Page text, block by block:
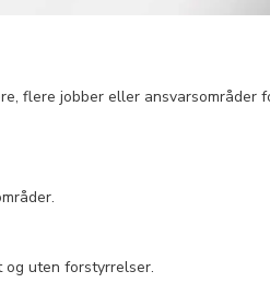
flere jobber eller ansvarsområder
og uten forstyrrelser.